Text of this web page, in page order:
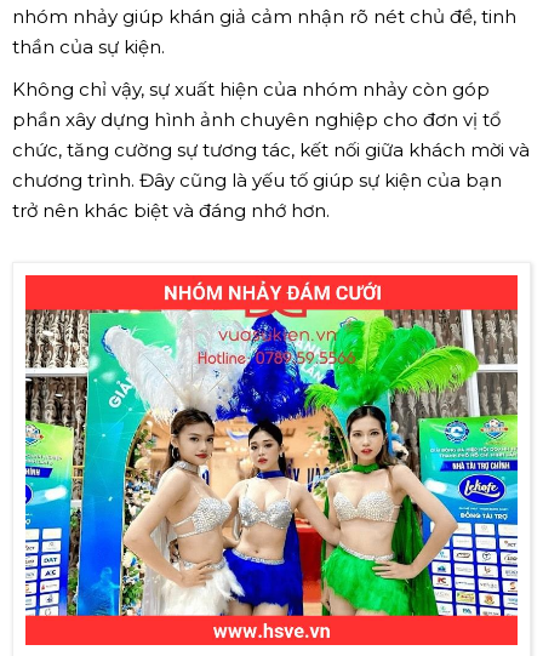
nhóm nhảy giúp khán giả cảm nhận rõ nét chủ đề, tinh
thần của sự kiện.
Không chỉ vậy, sự xuất hiện của nhóm nhảy còn góp
phần xây dựng hình ảnh chuyên nghiệp cho đơn vị tổ
chức, tăng cường sự tương tác, kết nối giữa khách mời và
chương trình. Đây cũng là yếu tố giúp sự kiện của bạn
trở nên khác biệt và đáng nhớ hơn.